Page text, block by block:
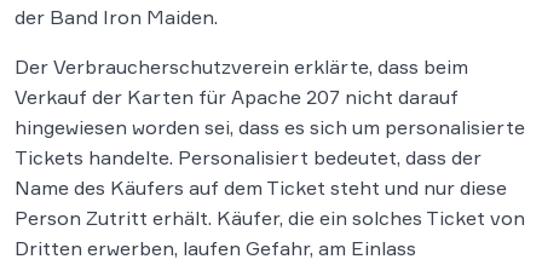
der Band Iron Maiden.
Der Verbraucherschutzverein erklärte, dass beim
Verkauf der Karten für Apache 207 nicht darauf
hingewiesen worden sei, dass es sich um personalisierte
Tickets handelte. Personalisiert bedeutet, dass der
Name des Käufers auf dem Ticket steht und nur diese
Person Zutritt erhält. Käufer, die ein solches Ticket von
Dritten erwerben, laufen Gefahr, am Einlass